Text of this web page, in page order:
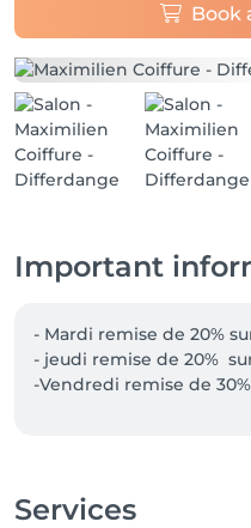
Book
Important
- Mardi remise de 20%
- jeudi remise de 20%
-Vendredi remise de
Services